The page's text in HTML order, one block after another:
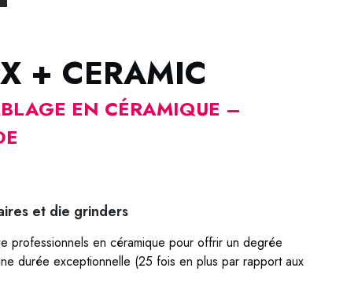
+ CERAMIC
EN CÉRAMIQUE –
et die grinders
professionnels en céramique pour offrir un degrée
durée exceptionnelle (25 fois en plus par rapport aux